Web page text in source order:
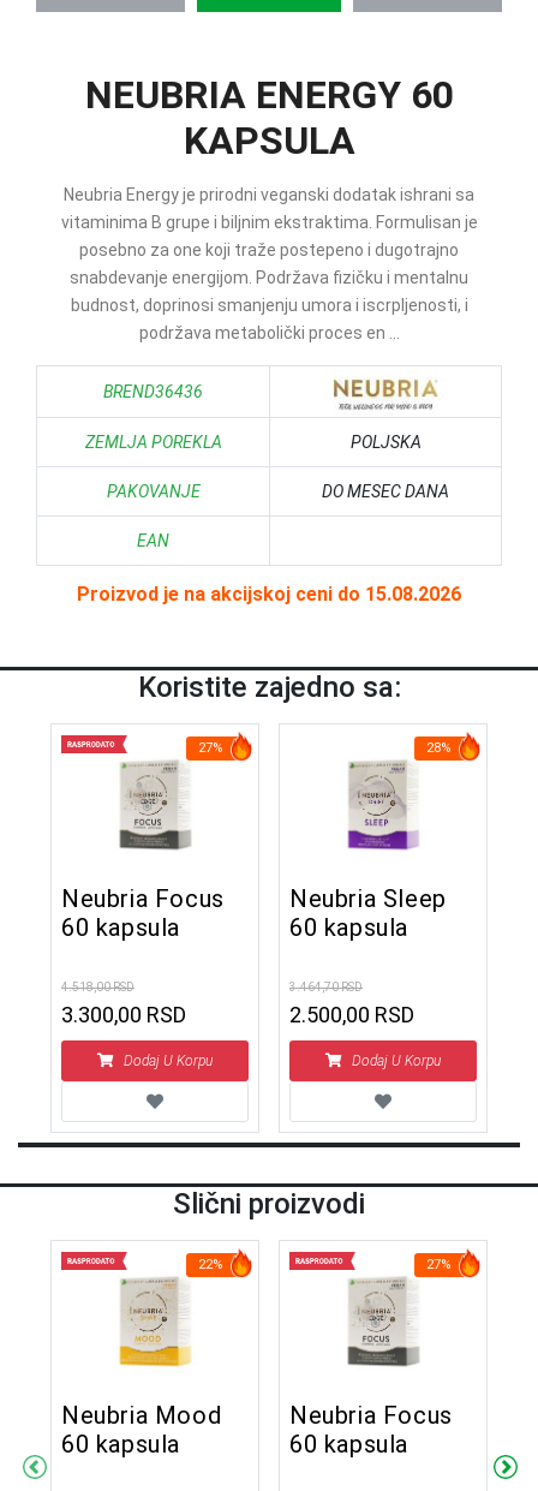
NEUBRIA ENERGY 60
KAPSULA
Neubria Energy je prirodni veganski dodatak ishrani sa
vitaminima B grupe i biljnim ekstraktima. Formulisan je
posebno za one koji traže postepeno i dugotrajno
snabdevanje energijom. Podržava fizičku i mentalnu
budnost, doprinosi smanjenju umora i iscrpljenosti, i
podržava metabolički proces en ...
BREND36436
ZEMLJA POREKLA POLJSKA
PAKOVANJE DO MESEC DANA
EAN
Proizvod je na akcijskoj ceni do 15.08.2026
Koristite zajedno sa:
27%
Neubria Focus
60 kapsula
4.518,00 RSD
3.300,00 RSD
Dodaj U Korpu
28%
Neubria Sleep
60 kapsula
3.464,70 RSD
2.500,00 RSD
Dodaj U Korpu
Slični proizvodi
22%
Neubria Mood
60 kapsula
27%
Neubria Focus
60 kapsula